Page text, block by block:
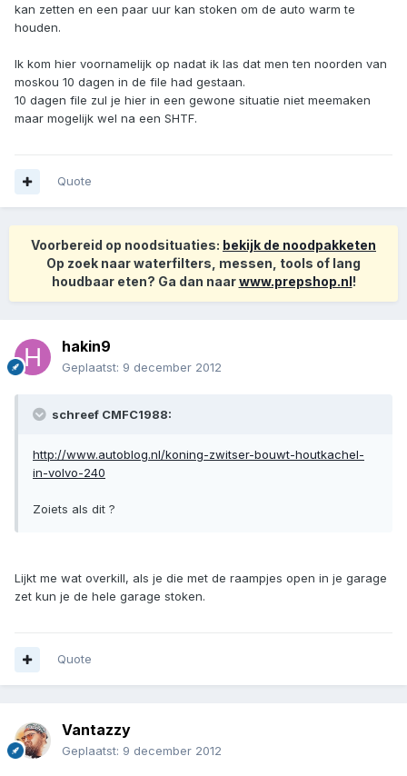
kan zetten en een paar uur kan stoken om de auto warm te
houden.
Ik kom hier voornamelijk op nadat ik las dat men ten noorden van
moskou 10 dagen in de file had gestaan.
10 dagen file zul je hier in een gewone situatie niet meemaken
maar mogelijk wel na een SHTF.
Quote
Voorbereid op noodsituaties: bekijk de noodpakketen
Op zoek naar waterfilters, messen, tools of lang
houdbaar eten? Ga dan naarwww.prepshop.nl!
hakin9
Geplaatst: 9 december 2012
schreef CMFC1988:
http://www.autoblog.nl/koning-zwitser-bouwt-houtkachel-
in-volvo-240
Zoiets als dit ?
Lijkt me wat overkill, als je die met de raampjes open in je garage
zet kun je de hele garage stoken.
Quote
Vantazzy
Geplaatst: 9 december 2012